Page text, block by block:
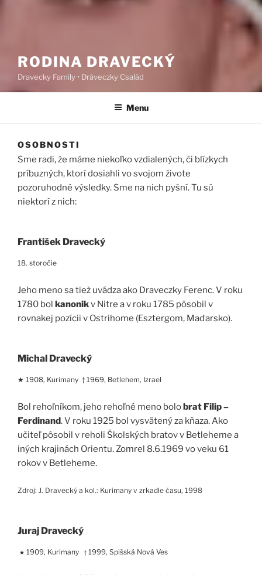
RODINA DRAVECKÝ
Dravecky Family • Dráveczky Család
Menu
OSOBNOSTI
Sme radi, že máme niekoľko vzdialených, či blízkych
príbuzných, ktorí dosiahli vo svojom živote
pozoruhodné výsledky. Sme na nich pyšní. Tu sú
niektorí z nich:
František Dravecký
18. storočie
Jeho meno sa tiež uvádza ako Draveczky Ferenc. V roku
1780 bol kanonikv Nitre a v roku 1785 pôsobil v
rovnakej pozícii v Ostrihome (Esztergom, Maďarsko).
Michal Dravecký
★ 1908, Kurimany † 1969, Betlehem, Izrael
Bol rehoľníkom, jeho rehoľné meno bolobrat Filip –
Ferdinand. V roku 1925 bol vysvätený za kňaza. Ako
učiteľ pôsobil v reholi Školských bratov v Betleheme a
iných krajinách Orientu. Zomrel 8.6.1969 vo veku 61
rokov v Betleheme.
Zdroj: J. Dravecký a kol.: Kurimany v zrkadle času, 1998
Juraj Dravecký
★ 1909, Kurimany †1999, Spišská Nová Ves